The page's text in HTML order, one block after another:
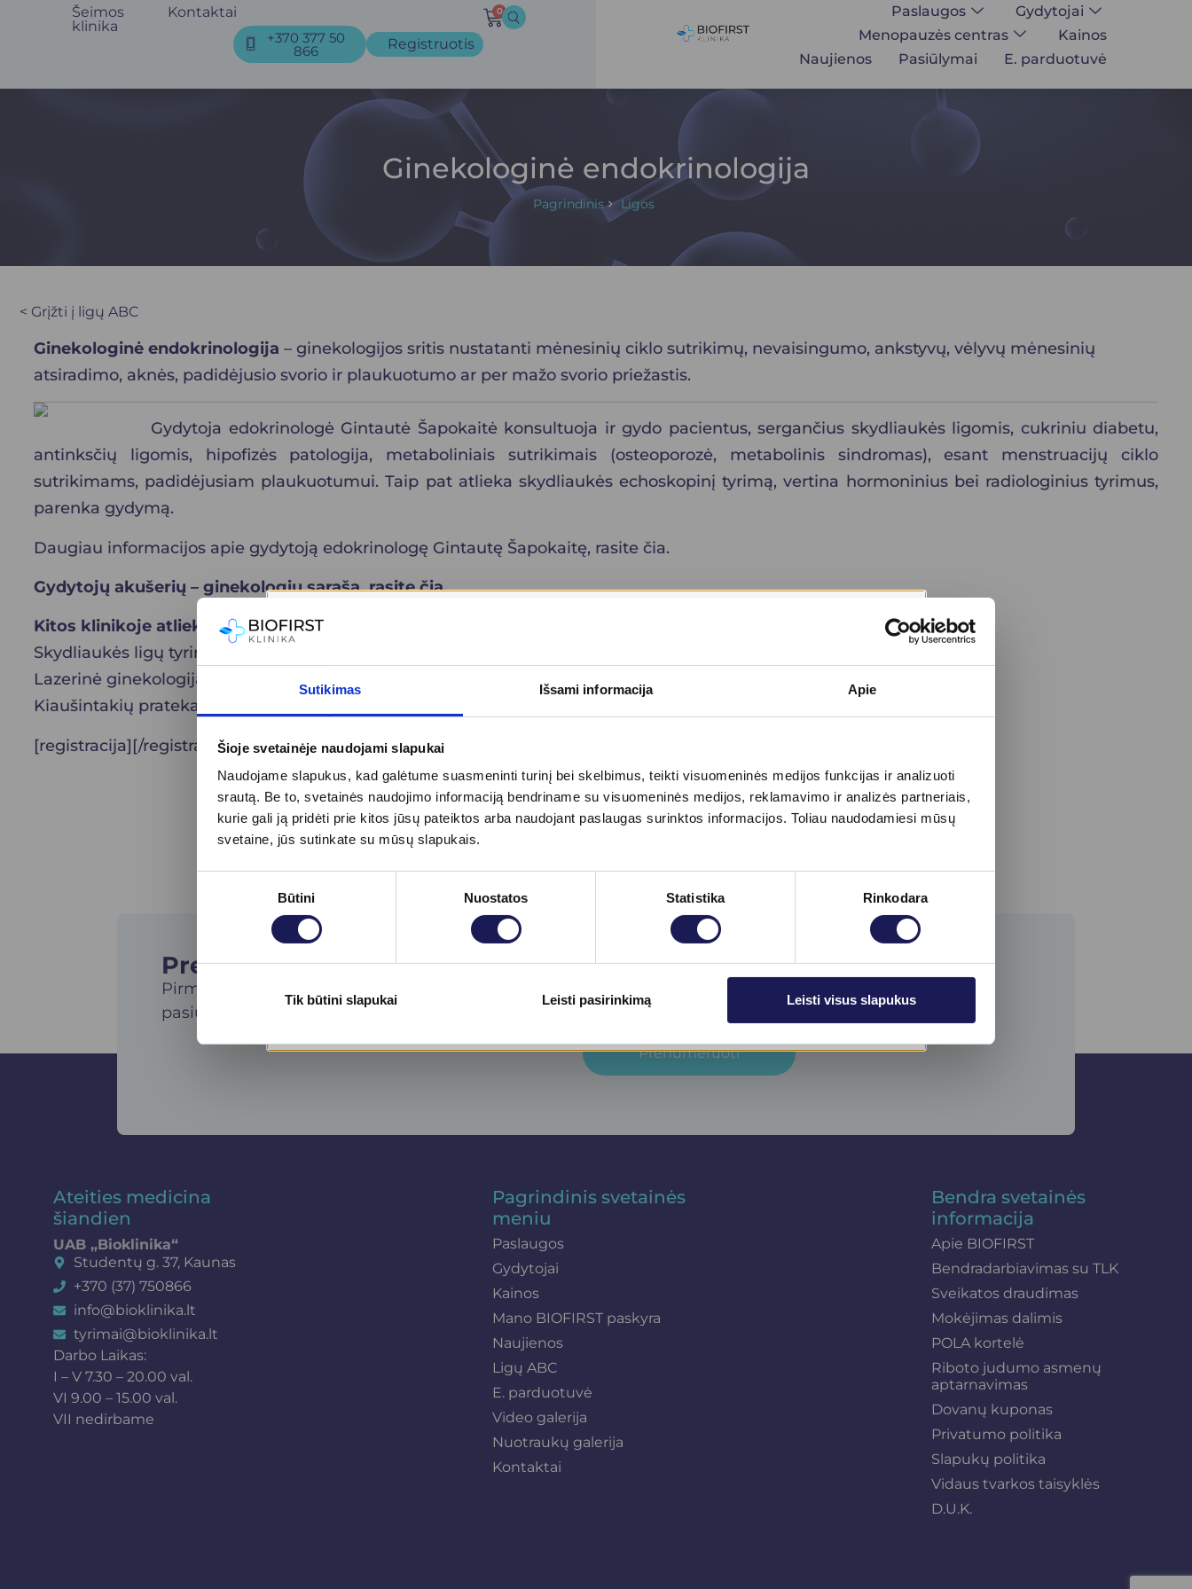
Sutikimas Išsami informacija Apie
Šioje svetainėje naudojami slapukai
Naudojame slapukus, kad galėtume suasmeninti turinį bei skelbimus, teikti visuomeninės medijos funkcijas ir analizuoti
srautą. Be to, svetainės naudojimo informaciją bendriname su visuomeninės medijos, reklamavimo ir analizės partneriais,
kurie gali ją pridėti prie kitos jūsų pateiktos arba naudojant paslaugas surinktos informacijos. Toliau naudodamiesi mūsų
svetaine, jūs sutinkate su mūsų slapukais.
Būtini Nuostatos Statistika Rinkodara
Tik būtini slapukai Leisti pasirinkimą Leisti visus slapukus
Šeimos
klinika
Kontaktai
+370 377 50
866 Registruotis
0 Paslaugos
Gydytojai
Menopauzės centras
Kainos
Naujienos
Pasiūlymai E. parduotuvė
Ginekologinė endokrinologija
Pagrindinis Ligos
< Grįžti į ligų ABC
Ginekologinė endokrinologija – ginekologijos sritis nustatanti mėnesinių ciklo sutrikimų, nevaisingumo, ankstyvų, vėlyvų mėnesinių
atsiradimo, aknės, padidėjusio svorio ir plaukuotumo ar per mažo svorio priežastis.
Gydytoja edokrinologė Gintautė Šapokaitė konsultuoja ir gydo pacientus, sergančius skydliaukės ligomis, cukriniu diabetu,
antinksčių ligomis, hipofizės patologija, metaboliniais sutrikimais (osteoporozė, metabolinis sindromas), esant menstruacijų ciklo
sutrikimams, padidėjusiam plaukuotumui. Taip pat atlieka skydliaukės echoskopinį tyrimą, vertina hormoninius bei radiologinius tyrimus,
parenka gydymą.
Daugiau informacijos apie gydytoją edokrinologę Gintautę Šapokaitę, rasite čia.
Gydytojų akušerių – ginekologių sąrašą, rasitečia.
Kitos klinikoje atliekamos paslaugos:
Skydliaukės ligų tyrimo programa
Lazerinė ginekologija
Kiaušintakių pratekamumo tyrimas
[registracija][/registracija]
Prenumeruokite naujienlaiškį​
Pirmieji gaukite specialius klinikos
pasiūlymus ir sužinokite apie naujienas!
Prenumeruoti
Ateities medicina
šiandien
UAB „Bioklinika“
Studentų g. 37, Kaunas
+370 (37) 750866
info@bioklinika.lt
tyrimai@bioklinika.lt
Darbo Laikas:
I – V 7.30 – 20.00 val.
VI 9.00 – 15.00 val.
VII nedirbame
Pagrindinis svetainės
meniu
Paslaugos
Gydytojai
Kainos
Mano BIOFIRST paskyra
Naujienos
Ligų ABC
E. parduotuvė
Video galerija
Nuotraukų galerija
Kontaktai
Bendra svetainės
informacija
Apie BIOFIRST
Bendradarbiavimas su TLK
Sveikatos draudimas
Mokėjimas dalimis
POLA kortelė
Riboto judumo asmenų
aptarnavimas
Dovanų kuponas
Privatumo politika
Slapukų politika
Vidaus tvarkos taisyklės
D.U.K.
Skaityti daugiau